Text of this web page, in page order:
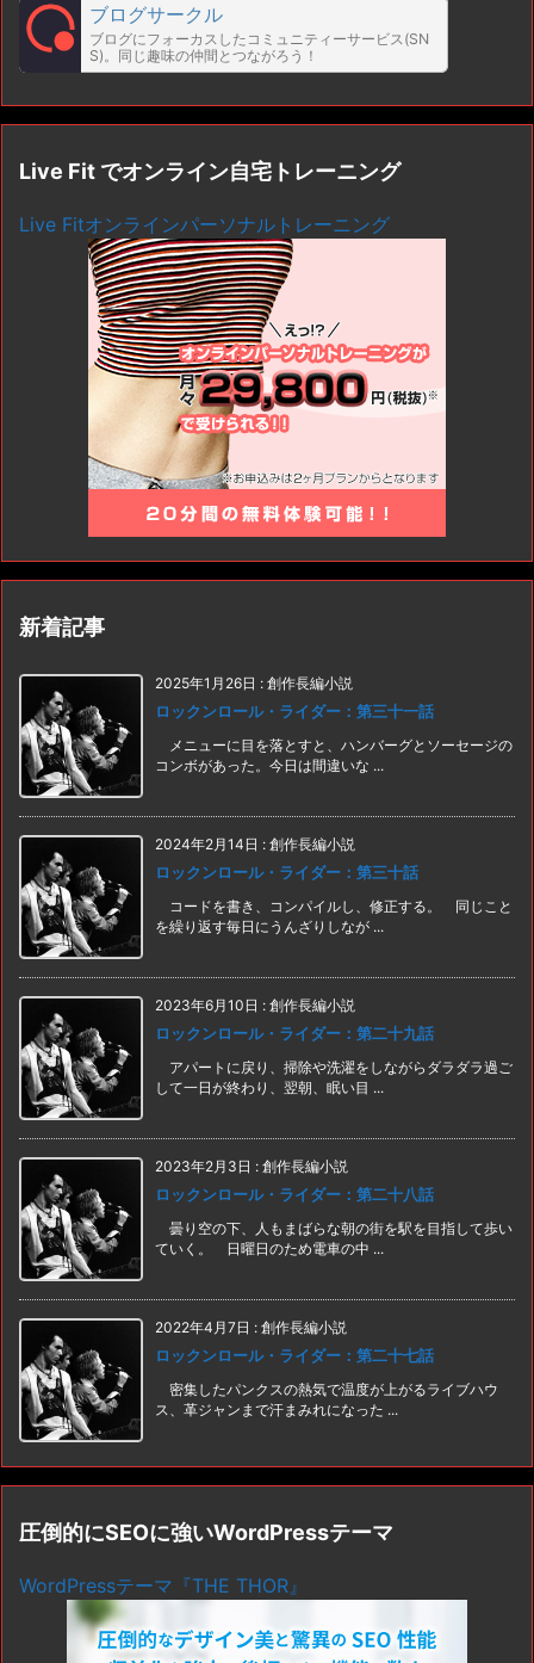
ブログサークル
ブログにフォーカスしたコミュニティーサービス(SN
S)。同じ趣味の仲間とつながろう！
Live Fit でオンライン自宅トレーニング
Live Fitオンラインパーソナルトレーニング
新着記事
2025年1月26日 : 創作長編小説
ロックンロール・ライダー：第三十一話
メニューに目を落とすと、ハンバーグとソーセージの
コンボがあった。今日は間違いな ...
2024年2月14日 : 創作長編小説
ロックンロール・ライダー：第三十話
コードを書き、コンパイルし、修正する。 同じこと
を繰り返す毎日にうんざりしなが ...
2023年6月10日 : 創作長編小説
ロックンロール・ライダー：第二十九話
アパートに戻り、掃除や洗濯をしながらダラダラ過ご
して一日が終わり、翌朝、眠い目 ...
2023年2月3日 : 創作長編小説
ロックンロール・ライダー：第二十八話
曇り空の下、人もまばらな朝の街を駅を目指して歩い
ていく。 日曜日のため電車の中 ...
2022年4月7日 : 創作長編小説
ロックンロール・ライダー：第二十七話
密集したパンクスの熱気で温度が上がるライブハウ
ス、革ジャンまで汗まみれになった ...
圧倒的にSEOに強いWordPressテーマ
WordPressテーマ『THE THOR』